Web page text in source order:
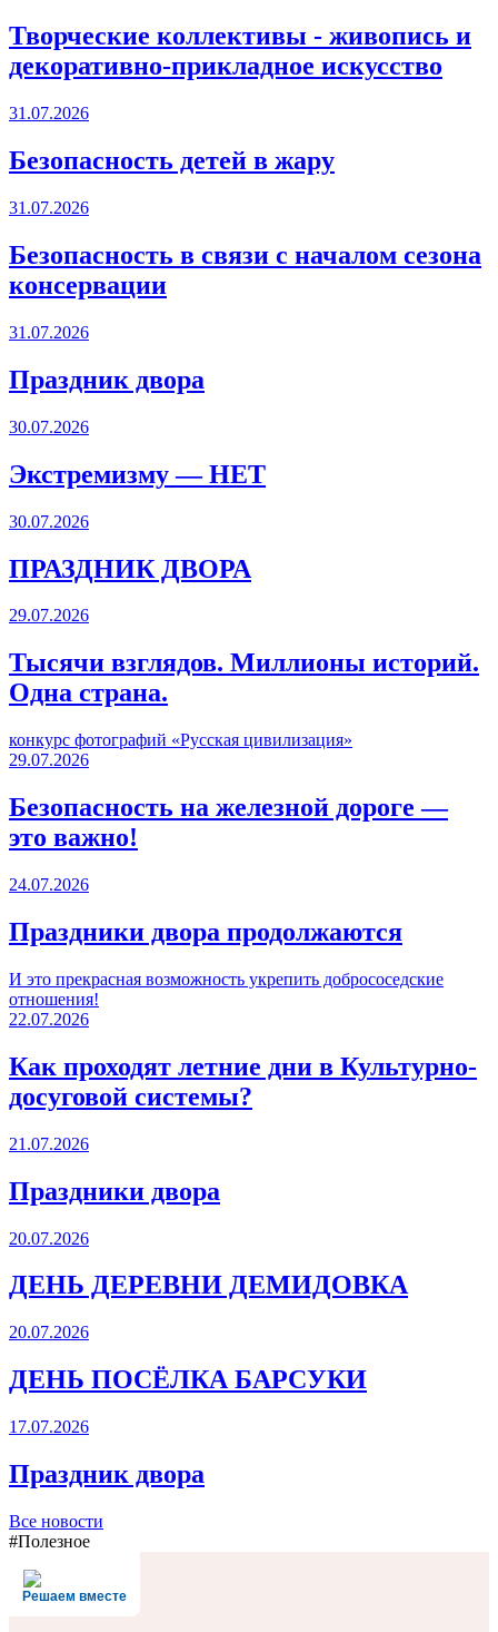
Творческие коллективы - живопись и
декоративно-прикладное искусство
31.07.2026
Безопасность детей в жару
31.07.2026
Безопасность в связи с началом сезона
консервации
31.07.2026
Праздник двора
30.07.2026
Экстремизму — НЕТ
30.07.2026
ПРАЗДНИК ДВОРА️
29.07.2026
Тысячи взглядов. Миллионы историй.
Одна страна.
конкурс фотографий «Русская цивилизация»
29.07.2026
Безопасность на железной дороге —
это важно!
24.07.2026
Праздники двора продолжаются
И это прекрасная возможность укрепить добрососедские
отношения!
22.07.2026
Как проходят летние дни в Культурно-
досуговой системы?
21.07.2026
Праздники двора
20.07.2026
ДЕНЬ ДЕРЕВНИ ДЕМИДОВКА
20.07.2026
ДЕНЬ ПОСЁЛКА БАРСУКИ
17.07.2026
Праздник двора
Все новости
#Полезное
Решаем вместе